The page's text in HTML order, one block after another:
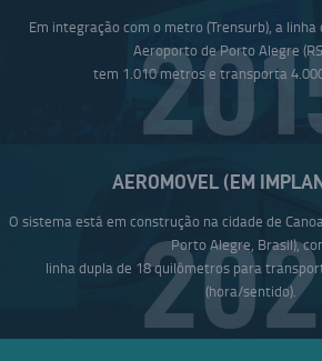
Em integração com o metro (Trensurb), a
Aeroporto de Porto Alegre
tem 1.010 metros e transporta
AEROMOVEL (EM
O sistema está em construção na cidade de
Porto Alegre, Brasil),
linha dupla de 18 quilômetros para
(hora/sentido).